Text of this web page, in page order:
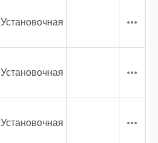
Установочная
Установочная
Установочная